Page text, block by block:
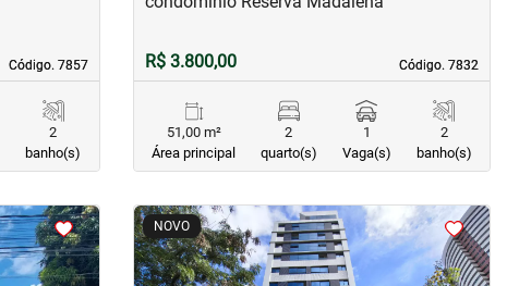
Código. 7857
Código. 7857
2
banho(s)
Código. 7832
Código. 7832
R$ 3.800,00
51,00 m²
Área principal
2
quarto(s)
1
Vaga(s)
2
banho(s)
NOVO
<<<<